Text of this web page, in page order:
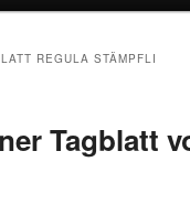
REGULA STÄMPFLI
Tagblatt